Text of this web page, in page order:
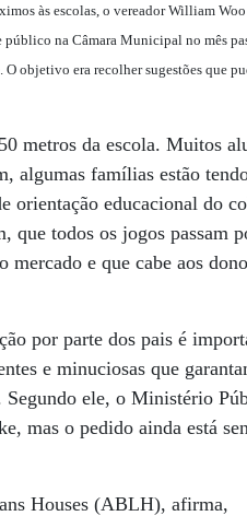
às escolas, o vereador William
na Câmara Municipal no mês
objetivo era recolher sugestões que
metros da escola. Muitos
algumas famílias estão
orientação educacional do
que todos os jogos passam
e que cabe aos
por parte dos pais é
e minuciosas que
Segundo ele, o Ministério
mas o pedido ainda está
Houses (ABLH), afirma,